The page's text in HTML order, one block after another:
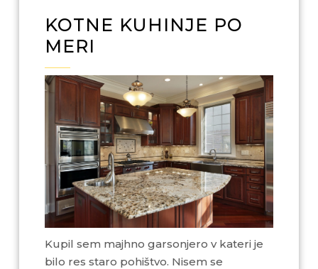
KOTNE KUHINJE PO
MERI
Kupil sem majhno garsonjero v kateri je
bilo res staro pohištvo. Nisem se